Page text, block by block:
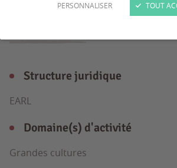
PERSONNALISER TOUT
en détail
Structure juridique
EARL
Domaine(s) d'activité
Grandes cultures